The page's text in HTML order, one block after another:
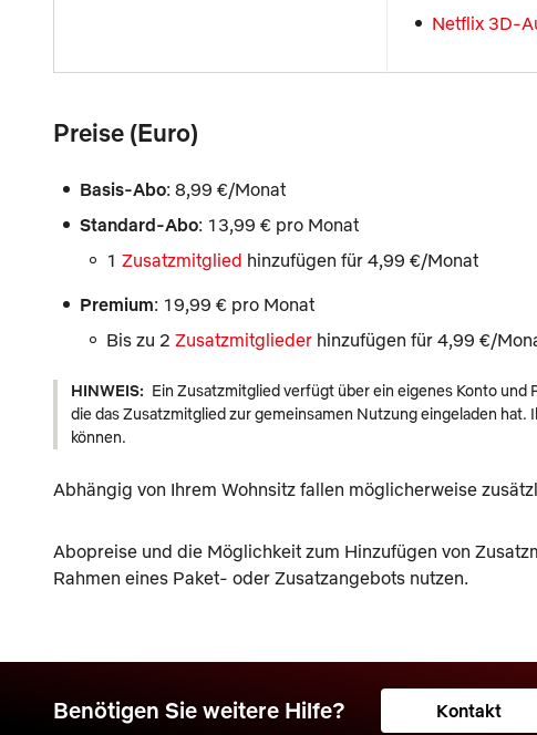
Netflix 3D-
Preise (Euro)
Basis-Abo: 8,99 €/Monat
Standard-Abo: 13,99 € pro Monat
1 Zusatzmitglied hinzufügen für 4,99 €/Monat
Premium: 19,99 € pro Monat
Bis zu 2 Zusatzmitglieder hinzufügen für 4,99 €/
HINWEIS: Ein Zusatzmitglied verfügt über ein eigenes Konto
die das Zusatzmitglied zur gemeinsamen Nutzung eingeladen
können.
Abhängig von Ihrem Wohnsitz fallen möglicherweise
Abopreise und die Möglichkeit zum Hinzufügen von
Rahmen eines Paket- oder Zusatzangebots nutzen.
Benötigen Sie weitere Hilfe? Kontakt